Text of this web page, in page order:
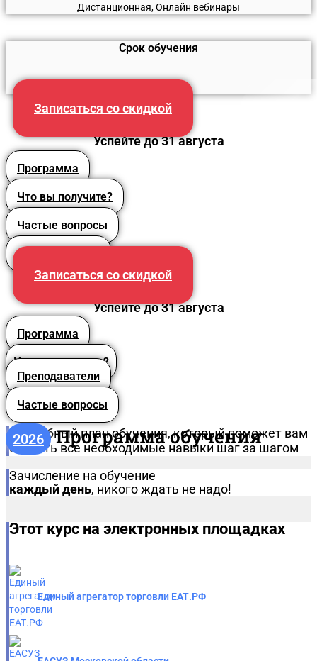
Дистанционная, Онлайн вебинары
Срок обучения
Записаться со скидкой
Успейте до 31 августа
Программа
Что вы получите?
Частые вопросы
Преподаватели
Записаться со скидкой
Успейте до 31 августа
Программа
Что вы получите?
Преподаватели
Частые вопросы
Программа обучения
2026
Подробный план обучения, который поможет вам
освоить все необходимые навыки шаг за шагом
Зачисление на обучение
каждый день, никого ждать не надо!
Этот курс на электронных площадках
Единый агрегатор торговли ЕАТ.РФ